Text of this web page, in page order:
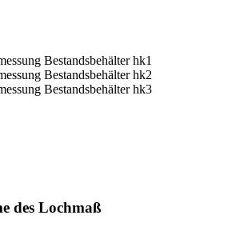
des Lochmaß